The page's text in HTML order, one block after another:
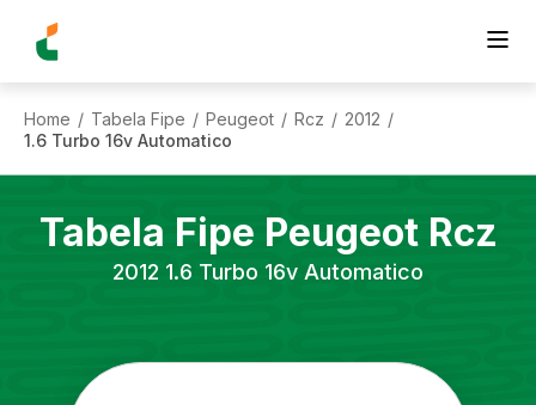
Home / Tabela Fipe / Peugeot / Rcz / 2012 /
1.6 Turbo 16v Automatico
Tabela Fipe Peugeot Rcz
2012 1.6 Turbo 16v Automatico